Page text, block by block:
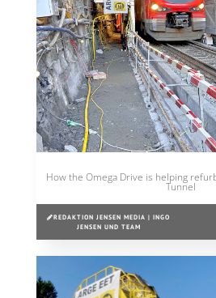
How the Omega Drive is helping
Tunnel
REDAKTION JENSEN MEDIA | INGO
JENSEN UND TEAM